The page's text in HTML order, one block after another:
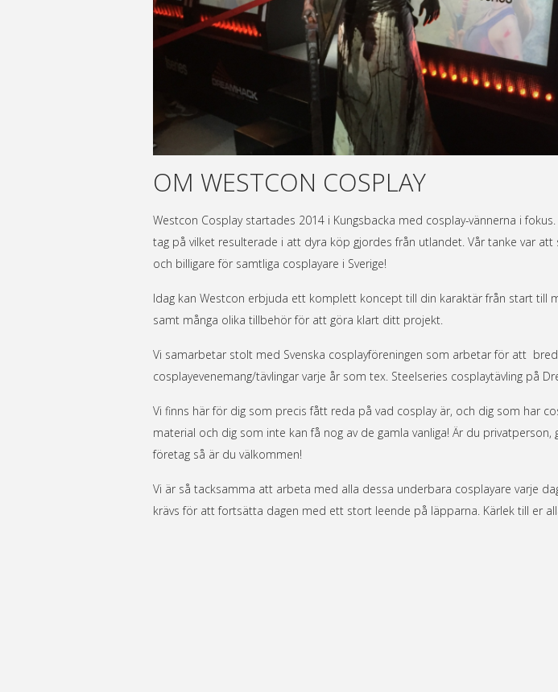
OM WESTCON COSPLAY
Westcon Cosplay startades 2014 i Kungsbacka med cosplay-vännerna i
tag på vilket resulterade i att dyra köp gjordes från utlandet. Vår tanke var
och billigare för samtliga cosplayare i Sverige!
Idag kan Westcon erbjuda ett komplett koncept till din karaktär från start till
samt många olika tillbehör för att göra klart ditt projekt.
Vi samarbetar stolt med Svenska cosplayföreningen som arbetar för att
cosplayevenemang/tävlingar varje år som tex. Steelseries cosplaytävling på
Vi finns här för dig som precis fått reda på vad cosplay är, och dig som har
material och dig som inte kan få nog av de gamla vanliga! Är du
företag så är du välkommen!
Vi är så tacksamma att arbeta med alla dessa underbara cosplayare varje
krävs för att fortsätta dagen med ett stort leende på läpparna. Kärlek till er